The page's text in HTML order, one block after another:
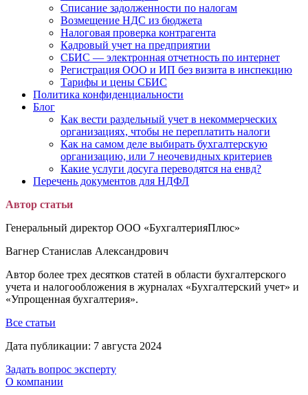
Списание задолженности по налогам
Возмещение НДС из бюджета
Налоговая проверка контрагента
Кадровый учет на предприятии
СБИС — электронная отчетность по интернет
Регистрация ООО и ИП без визита в инспекцию
Тарифы и цены СБИС
Политика конфиденциальности
Блог
Как вести раздельный учет в некоммерческих
организациях, чтобы не переплатить налоги
Как на самом деле выбирать бухгалтерскую
организацию, или 7 неочевидных критериев
Какие услуги досуга переводятся на енвд?
Перечень документов для НДФЛ
Автор статьи
Генеральный директор ООО «БухгалтерияПлюс»
Вагнер Станислав Александрович
Автор более трех десятков статей в области бухгалтерского
учета и налогообложения в журналах «Бухгалтерский учет» и
«Упрощенная бухгалтерия».
Все статьи
Дата публикации: 7 августа 2024
Задать вопрос эксперту
О компании